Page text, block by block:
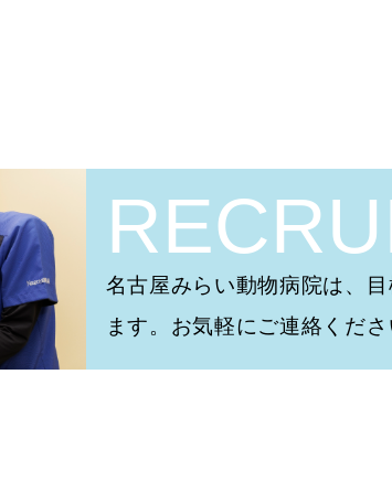
名古屋みらい動物病院は、
ます。お気軽にご連絡くださ